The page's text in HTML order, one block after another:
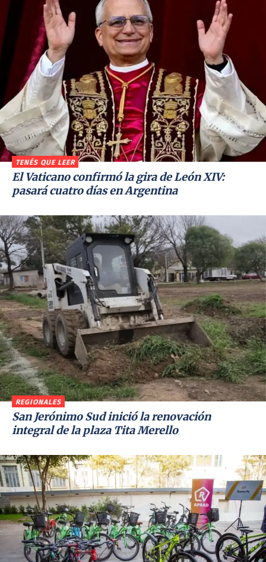
TENÉS QUE LEER
El Vaticano confirmó la gira de León XIV:
pasará cuatro días en Argentina
REGIONALES
San Jerónimo Sud inició la renovación
integral de la plaza Tita Merello